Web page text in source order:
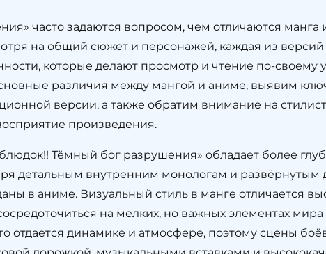
часто задаются вопросом, чем отличаются манга
на общий сюжет и персонажей, каждая из версий
которые делают просмотр и чтение по-своему
различия между мангой и аниме, выявим
версии, а также обратим внимание на
произведения.
Тёмный бог разрушения» обладает более
детальным внутренним монологам и развёрнутым
в аниме. Визуальный стиль в манге отличается
на мелких, но важных элементах
отдается динамике и атмосфере, поэтому сцены